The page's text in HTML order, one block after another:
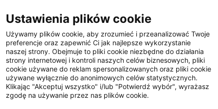
Facebook YouTube LinkedIn
Ustawienia plików cookie
Używamy plików cookie, aby zrozumieć i przeanalizować Twoje
preferencje oraz zapewnić Ci jak najlepsze wykorzystanie
naszej strony. Obejmuje to pliki cookie niezbędne do działania
strony internetowej i kontroli naszych celów biznesowych, pliki
cookie używane do reklam spersonalizowanych oraz pliki cookie
używane wyłącznie do anonimowych celów statystycznych.
Klikając "Akceptuj wszystko" i/lub "Potwierdź wybór", wyrażasz
zgodę na używanie przez nas plików cookie.